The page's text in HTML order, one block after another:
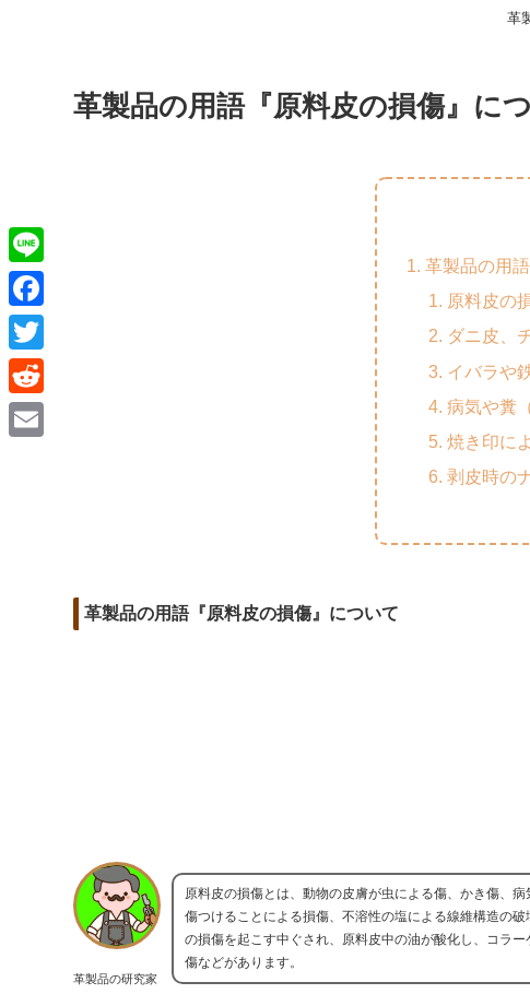
革
革製品の用語『原料皮の損傷』に
革製品の用
原料皮の
ダニ皮、
イバラや
病気や糞
焼き印に
剥皮時の
革製品の用語『原料皮の損傷』について
革製品の研究家
原料皮の損傷とは、動物の皮膚が虫による傷、かき傷、
傷つけることによる損傷、不溶性の塩による線維構造の
の損傷を起こす中ぐされ、原料皮中の油が酸化し、コラ
傷などがあります。
L
i
n
e
F
a
c
e
T
w
i
R